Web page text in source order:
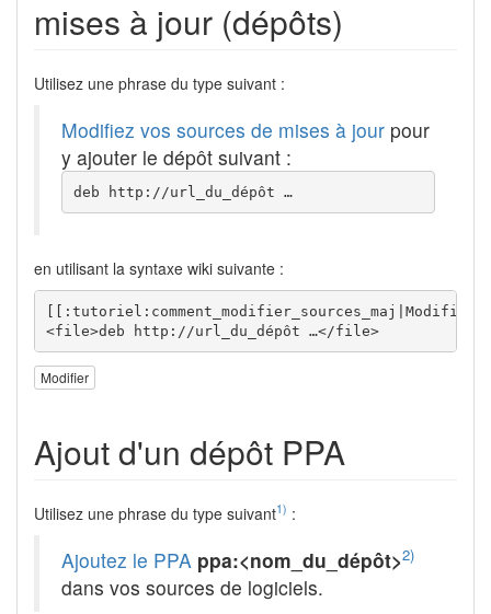
mises à jour (dépôts)
Utilisez une phrase du type suivant :
Modifiez vos sources de mises à jour pour
y ajouter le dépôt suivant :
deb http://url_du_dépôt …
en utilisant la syntaxe wiki suivante :
<file>deb http://url_du_dépôt …</file>
Modifier
Ajout d'un dépôt PPA
Utilisez une phrase du type suivant1) :
Ajoutez le PPA ppa:<nom_du_dépôt>2)
dans vos sources de logiciels.